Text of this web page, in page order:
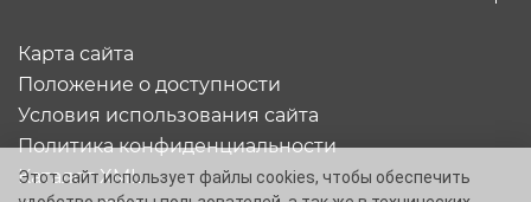
Карта сайта
Положение о доступности
Условия использования сайта
Политика конфиденциальности
Каталог XML
Этот сайт использует файлы cookies, чтобы обеспечить